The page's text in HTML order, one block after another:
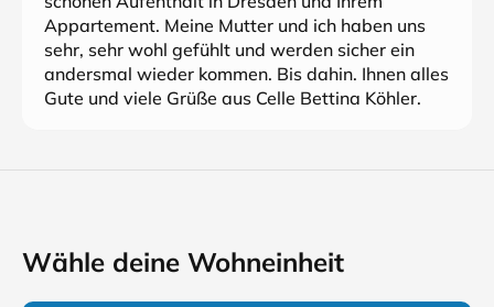
Appartement. Meine Mutter und ich haben uns
sehr, sehr wohl gefühlt und werden sicher ein
andersmal wieder kommen. Bis dahin. Ihnen alles
Gute und viele Grüße aus Celle Bettina Köhler.
Wähle deine Wohneinheit